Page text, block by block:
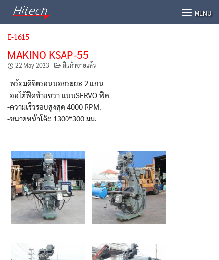
MENU
E-1615
MAKINO KSAP-55
22 May 2023 สินค้าขายแล้ว
-พร้อมดิจิตรอนบอกระยะ 2 แกน
-ออโต้ฟีดซ้ายขวา แบบSERVO ฟีด
-ความเร็วรอบสูงสุด 4000 RPM.
-ขนาดหน้าโต๊ะ 1300*300 มม.